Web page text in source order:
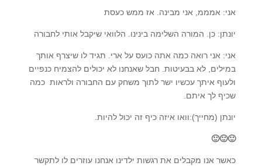
אני: אמממ, אני מבינה. אז ממש כעסת
יונתן: כן. המורה השלימה בינינו. הלוואי שיקבל אותי לחבורה
אני: אני רואה כמה אתה כועס על ארי. תגיד לו שיצרף אותך
במילים, לא בבעיטות. חבל שאנחנו לא יכולים להצמיח כנפיים
ולעוף איתך עכשיו ישר לתוך משחק עם החבורה ולראות כמה
שכיף לך איתם.
יונתן (מחייך):וואו איזה כיף זה יכול להיות.
🙂🙂🙂
כאשר אנו מקבלים את רגשות ילדינו אנחנו עוזרים לו לתקשר